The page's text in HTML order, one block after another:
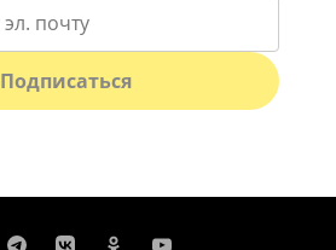
Подписаться